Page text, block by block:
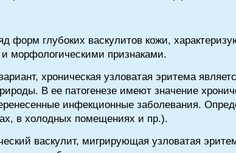
форм глубоких васкулитов кожи,
морфологическими признаками.
хроническая узловатая эритема
В ее патогенезе имеют значение
инфекционные заболевания.
в холодных помещениях и пр.).
васкулит, мигрирующая узловатая